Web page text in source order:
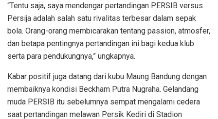
“Tentu saja, saya mendengar pertandingan PERSIB versus
Persija adalah salah satu rivalitas terbesar dalam sepak
bola. Orang-orang membicarakan tentang passion, atmosfer,
dan betapa pentingnya pertandingan ini bagi kedua klub
serta para pendukungnya,” ungkapnya.
Kabar positif juga datang dari kubu Maung Bandung dengan
membaiknya kondisi Beckham Putra Nugraha. Gelandang
muda PERSIB itu sebelumnya sempat mengalami cedera
saat pertandingan melawan Persik Kediri di Stadion